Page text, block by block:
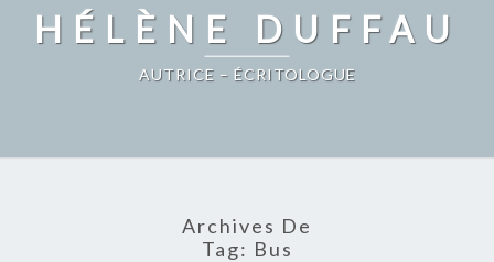
HÉLÈNE DUFFAU
AUTRICE – ÉCRITOLOGUE
Archives De
Tag: Bus